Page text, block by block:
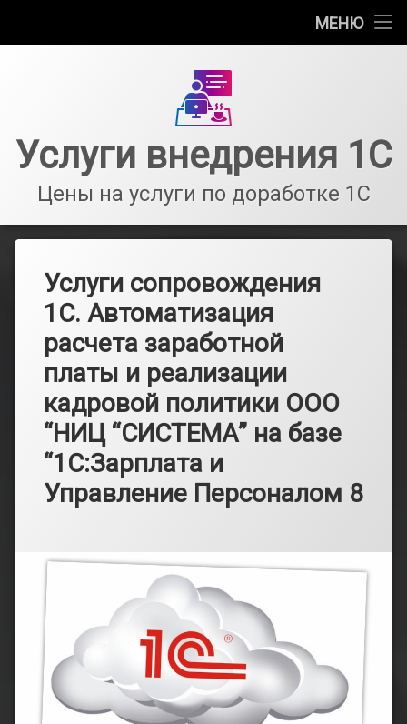
МЕНЮ
Стоимость услуг сопровождения 1С
Услуги частного программиста 1С
Оказание услуг по сопровождению 1С
Услуги внедрения 1С
Цены на услуги по доработке 1С
Услуги сопровождения
1С. Автоматизация
расчета заработной
платы и реализации
кадровой политики ООО
“НИЦ “СИСТЕМА” на базе
“1С:Зарплата и
Управление Персоналом 8